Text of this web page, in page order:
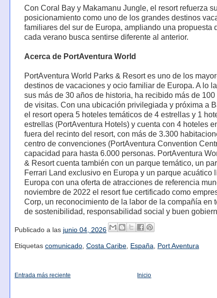
Con Coral Bay y Makamanu Jungle, el resort refuerza
posicionamiento como uno de los grandes destinos
familiares del sur de Europa, ampliando una propuesta
cada verano busca sentirse diferente al anterior.
Acerca de PortAventura World
PortAventura World Parks & Resort es uno de los
destinos de vacaciones y ocio familiar de Europa. A lo
sus más de 30 años de historia, ha recibido más de
de visitas. Con una ubicación privilegiada y próxima a
el resort opera 5 hoteles temáticos de 4 estrellas y 1
estrellas (PortAventura Hotels) y cuenta con 4 hoteles
fuera del recinto del resort, con más de 3.300
centro de convenciones (PortAventura Convention
capacidad para hasta 6.000 personas. PortAventura
& Resort cuenta también con un parque temático, un
Ferrari Land exclusivo en Europa y un parque acuático
Europa con una oferta de atracciones de referencia
noviembre de 2022 el resort fue certificado como
Corp, un reconocimiento de la labor de la compañía en
de sostenibilidad, responsabilidad social y buen
Publicado a las junio 04, 2026
Etiquetas comunicado, Costa Caribe, España Port Aventura
Entrada más reciente Inicio